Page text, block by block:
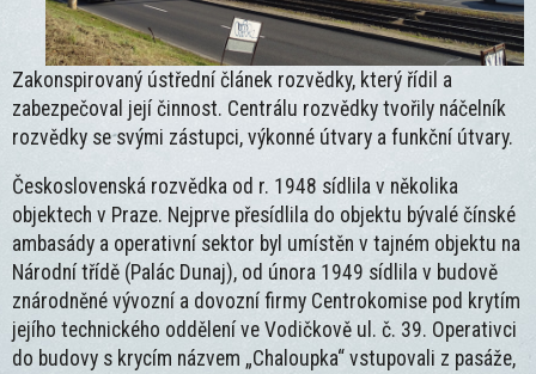
Zakonspirovaný ústřední článek rozvědky, který řídil a
zabezpečoval její činnost. Centrálu rozvědky tvořily náčelník
rozvědky se svými zástupci, výkonné útvary a funkční útvary.
Československá rozvědka od r. 1948 sídlila v několika
objektech v Praze. Nejprve přesídlila do objektu bývalé čínské
ambasády a operativní sektor byl umístěn v tajném objektu na
Národní třídě (Palác Dunaj), od února 1949 sídlila v budově
znárodněné vývozní a dovozní firmy Centrokomise pod krytím
jejího technického oddělení ve Vodičkově ul. č. 39. Operativci
do budovy s krycím názvem „Chaloupka“ vstupovali z pasáže,